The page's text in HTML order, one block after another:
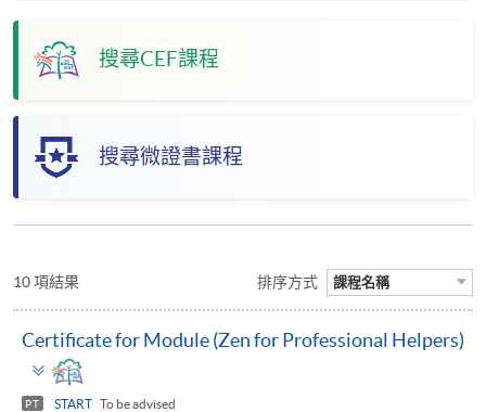
搜尋CEF課程
搜尋微證書課程
10 項結果 排序方式 課程名稱
Certificate for Module (Zen for Professional Helpers)
Toggle
panel
PT START To be advised